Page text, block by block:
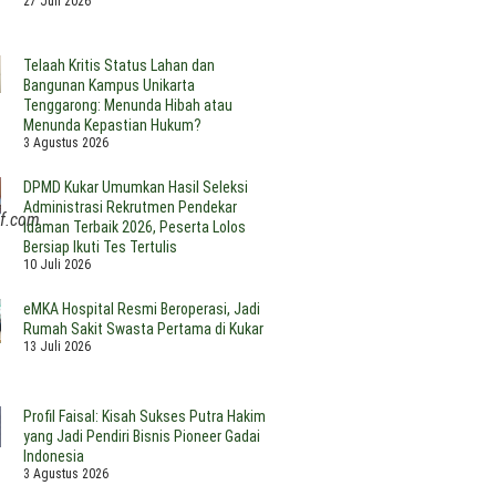
Yayasan
Kutai
Kartanegara
Telaah Kritis Status Lahan dan
Bangunan Kampus Unikarta
Tenggarong: Menunda Hibah atau
Menunda Kepastian Hukum?
3 Agustus 2026
DPMD Kukar Umumkan Hasil Seleksi
Administrasi Rekrutmen Pendekar
Idaman Terbaik 2026, Peserta Lolos
Bersiap Ikuti Tes Tertulis
10 Juli 2026
eMKA Hospital Resmi Beroperasi, Jadi
Rumah Sakit Swasta Pertama di Kukar
13 Juli 2026
Profil Faisal: Kisah Sukses Putra Hakim
yang Jadi Pendiri Bisnis Pioneer Gadai
Indonesia
3 Agustus 2026